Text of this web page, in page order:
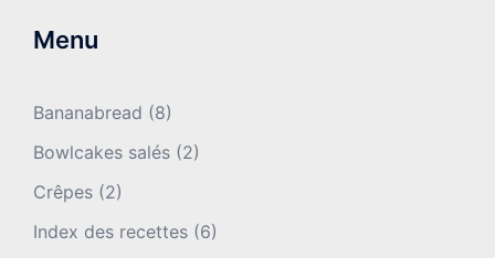
Menu
Bananabread (8)
Bowlcakes salés (2)
Crêpes (2)
Index des recettes (6)